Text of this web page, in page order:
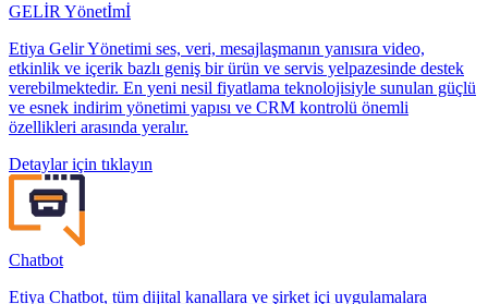
GELİR Yönetİmİ
Etiya Gelir Yönetimi ses, veri, mesajlaşmanın yanısıra video,
etkinlik ve içerik bazlı geniş bir ürün ve servis yelpazesinde destek
verebilmektedir. En yeni nesil fiyatlama teknolojisiyle sunulan güçlü
ve esnek indirim yönetimi yapısı ve CRM kontrolü önemli
özellikleri arasında yeralır.
Detaylar için tıklayın
Chatbot
Etiya Chatbot, tüm dijital kanallara ve şirket içi uygulamalara